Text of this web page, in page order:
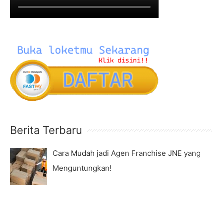
Berita Terbaru
Cara Mudah jadi Agen Franchise JNE yang
Menguntungkan!